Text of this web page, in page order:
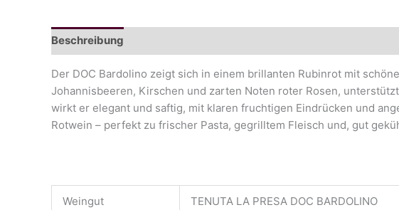
Beschreibung
Der DOC Bardolino zeigt sich in einem brillanten Rubinrot mit
Johannisbeeren, Kirschen und zarten Noten roter Rosen,
wirkt er elegant und saftig, mit klaren fruchtigen Eindrücken und
Rotwein – perfekt zu frischer Pasta, gegrilltem Fleisch und, gut
Weingut TENUTA LA PRESA DOC BARDOLINO